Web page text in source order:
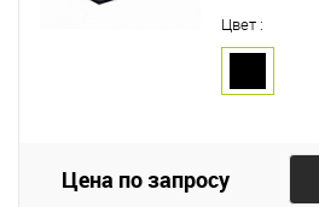
Цвет :
Цена по запросу